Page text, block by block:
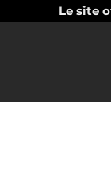
Le site